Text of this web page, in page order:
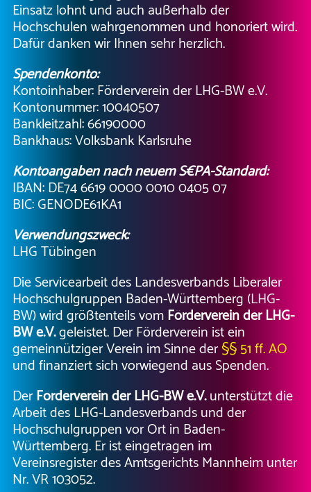
Einsatz lohnt und auch außerhalb der
Hochschulen wahrgenommen und honoriert wird.
Dafür danken wir Ihnen sehr herzlich.
Spendenkonto:
Kontoinhaber: Förderverein der LHG-BW e.V.
Kontonummer: 10040507
Bankleitzahl: 66190000
Bankhaus: Volksbank Karlsruhe
Kontoangaben nach neuem S€PA-Standard:
IBAN: DE74 6619 0000 0010 0405 07
BIC: GENODE61KA1
Verwendungszweck:
LHG Tübingen
Die Servicearbeit des Landesverbands Liberaler
Hochschulgruppen Baden-Württemberg (LHG-
BW) wird größtenteils vomFörderverein der LHG-
BW e.V.geleistet. Der Förderverein ist ein
gemeinnütziger Verein im Sinne der§§ 51 ff. AO
und finanziert sich vorwiegend aus Spenden.
DerFörderverein der LHG-BW e.V.unterstützt die
Arbeit des LHG-Landesverbands und der
Hochschulgruppen vor Ort in Baden-
Württemberg. Er ist eingetragen im
Vereinsregister des Amtsgerichts Mannheim unter
Nr. VR 103052.